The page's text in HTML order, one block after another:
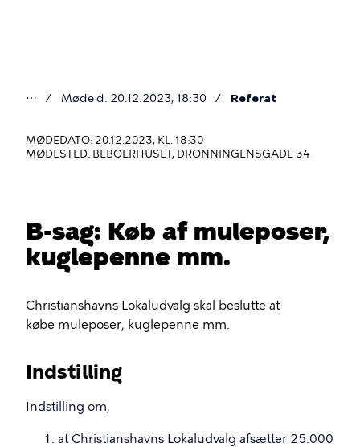
er
her
⋯ Møde d. 20.12.2023, 18:30 Referat
MØDEDATO: 20.12.2023, KL. 18:30
MØDESTED: BEBOERHUSET, DRONNINGENSGADE 34
B-sag: Køb af muleposer,
kuglepenne mm.
Christianshavns Lokaludvalg skal beslutte at
købe muleposer, kuglepenne mm.
Indstilling
Indstilling om,
at Christianshavns Lokaludvalg afsætter 25.000